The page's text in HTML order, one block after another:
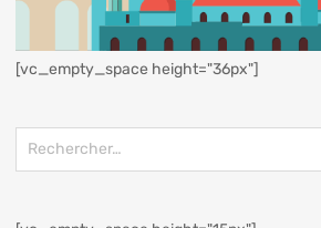
[vc_empty_space height="36px"]